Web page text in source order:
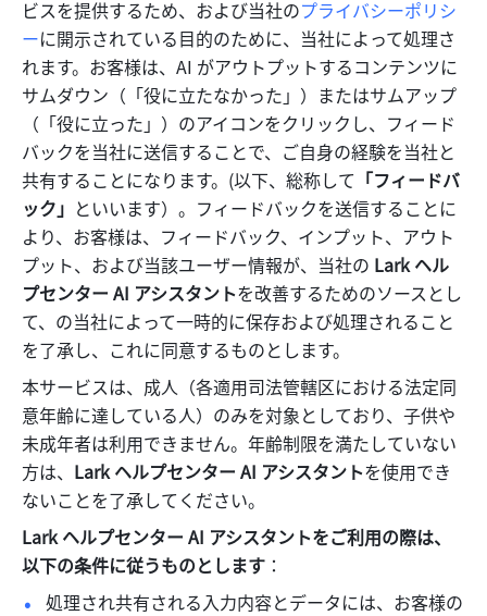
ビスを提供するため、および当社のプライバシーポリシ
ーに開示されている目的のために、当社によって処理さ
れます。お客様は、AI がアウトプットするコンテンツに
サムダウン（「役に立たなかった」）またはサムアップ
（「役に立った」）のアイコンをクリックし、フィード
バックを当社に送信することで、ご自身の経験を当社と
共有することになります。(以下、総称して 「フィードバ
ック」 といいます）。フィードバックを送信することに
より、お客様は、フィードバック、インプット、アウト
プット、および当該ユーザー情報が、当社の Lark ヘル
プセンター AI アシスタントを改善するためのソースとし
て、の当社によって一時的に保存および処理されること
を了承し、これに同意するものとします。
本サービスは、成人（各適用司法管轄区における法定同
意年齢に達している人）のみを対象としており、子供や
未成年者は利用できません。年齢制限を満たしていない
方は、 Lark ヘルプセンター AI アシスタントを使用でき
ないことを了承してください。
Lark ヘルプセンター AI アシスタントをご利用の際は、
以下の条件に従うものとします ：
処理され共有される入力内容とデータには、お客様の